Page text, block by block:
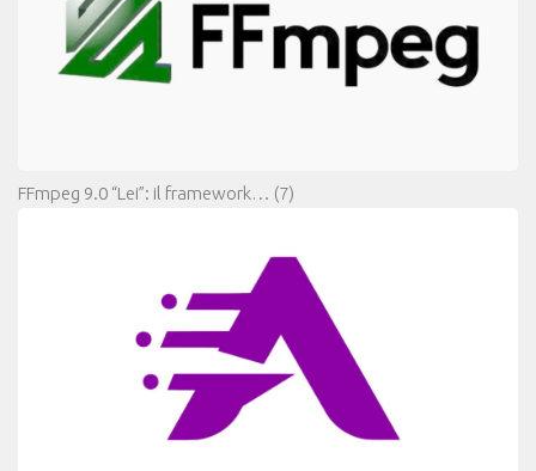
FFmpeg 9.0 “Lei”: il framework… (7)